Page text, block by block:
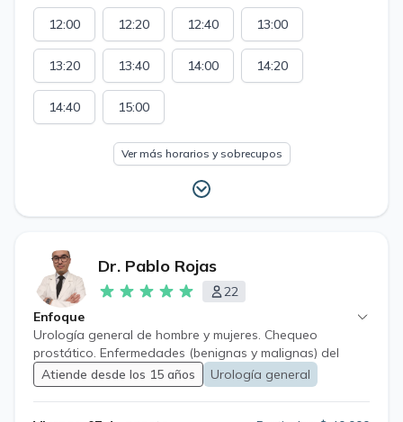
12:00 12:20 12:40 13:00
13:20 13:40 14:00 14:20
14:40 15:00
Ver más horarios y sobrecupos
Dr. Pablo Rojas
22
Enfoque
Urología general de hombre y mujeres. Chequeo
prostático. Enfermedades (benignas y malignas) del
riñón, vejiga y genitales. Infecciones y enfermedades
transmisión sexual. Cirugía robótica urológica
Atiende desde los 15 años Urología general